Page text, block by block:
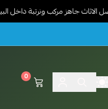
مركب ونرتبة داخل البيت
0